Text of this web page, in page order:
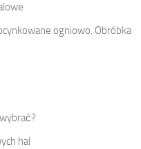
ogniowo. Obróbka
hal